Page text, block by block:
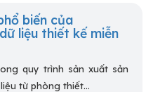
biến của
liệu thiết kế miễn
quy trình sản xuất sản
từ phòng thiết...